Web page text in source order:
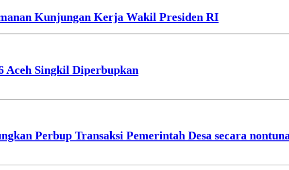
Kunjungan Kerja Wakil Presiden RI
Aceh Singkil Diperbupkan
Perbup Transaksi Pemerintah Desa secara